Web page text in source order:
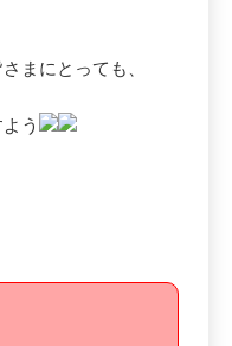
まにとっても、
う